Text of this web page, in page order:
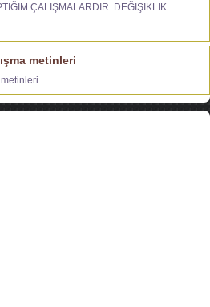
ÇALIŞMALARDIR. DEĞİŞİKLİK
metinleri
metinleri